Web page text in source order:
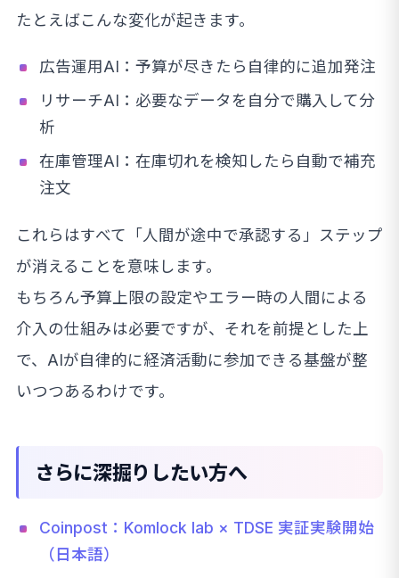
たとえばこんな変化が起きます。
広告運用AI：予算が尽きたら自律的に追加発注
リサーチAI：必要なデータを自分で購入して分
析
在庫管理AI：在庫切れを検知したら自動で補充
注文
これらはすべて「人間が途中で承認する」ステップ
が消えることを意味します。
もちろん予算上限の設定やエラー時の人間による
介入の仕組みは必要ですが、それを前提とした上
で、AIが自律的に経済活動に参加できる基盤が整
いつつあるわけです。
さらに深掘りしたい方へ
Coinpost：Komlock lab × TDSE 実証実験開始
（日本語）